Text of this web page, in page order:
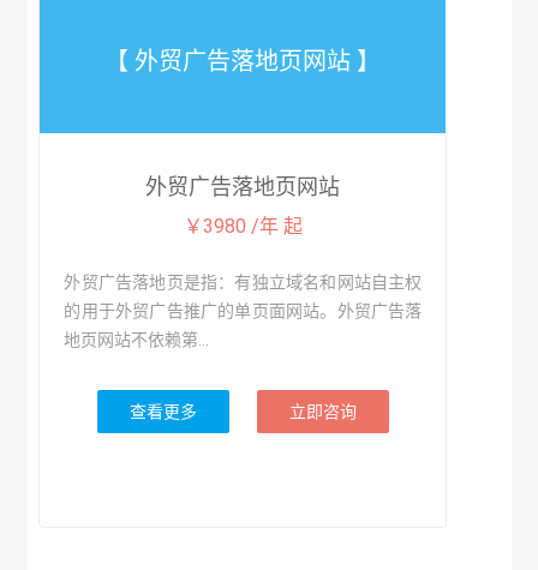
【 外贸广告落地页网站 】
外贸广告落地页网站
￥3980 /年 起
外贸广告落地页是指：有独立域名和网站自主权
的用于外贸广告推广的单页面网站。外贸广告落
地页网站不依赖第...
查看更多 立即咨询